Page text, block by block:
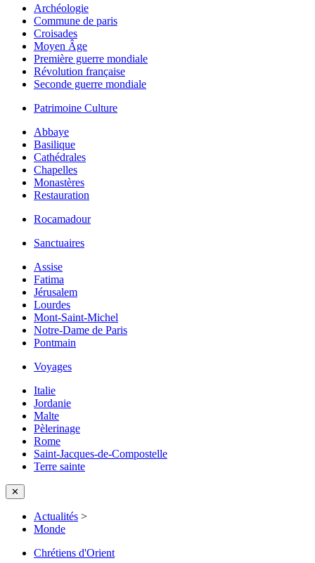
Archéologie
Commune de paris
Croisades
Moyen Âge
Première guerre mondiale
Révolution française
Seconde guerre mondiale
Patrimoine Culture
Abbaye
Basilique
Cathédrales
Chapelles
Monastères
Restauration
Rocamadour
Sanctuaires
Assise
Fatima
Jérusalem
Lourdes
Mont-Saint-Michel
Notre-Dame de Paris
Pontmain
Voyages
Italie
Jordanie
Malte
Pèlerinage
Rome
Saint-Jacques-de-Compostelle
Terre sainte
✕
Actualités >
Monde
Chrétiens d'Orient